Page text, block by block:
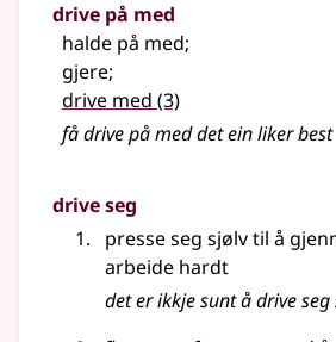
drive på med
halde på med;
gjere;
drive med (3)
få drive på med det ein liker best
drive seg
presse seg sjølv til å
arbeide hardt
det er ikkje sunt å drive